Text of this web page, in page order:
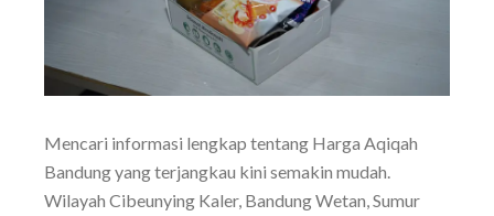
Mencari informasi lengkap tentang Harga Aqiqah
Bandung yang terjangkau kini semakin mudah.
Wilayah Cibeunying Kaler, Bandung Wetan, Sumur